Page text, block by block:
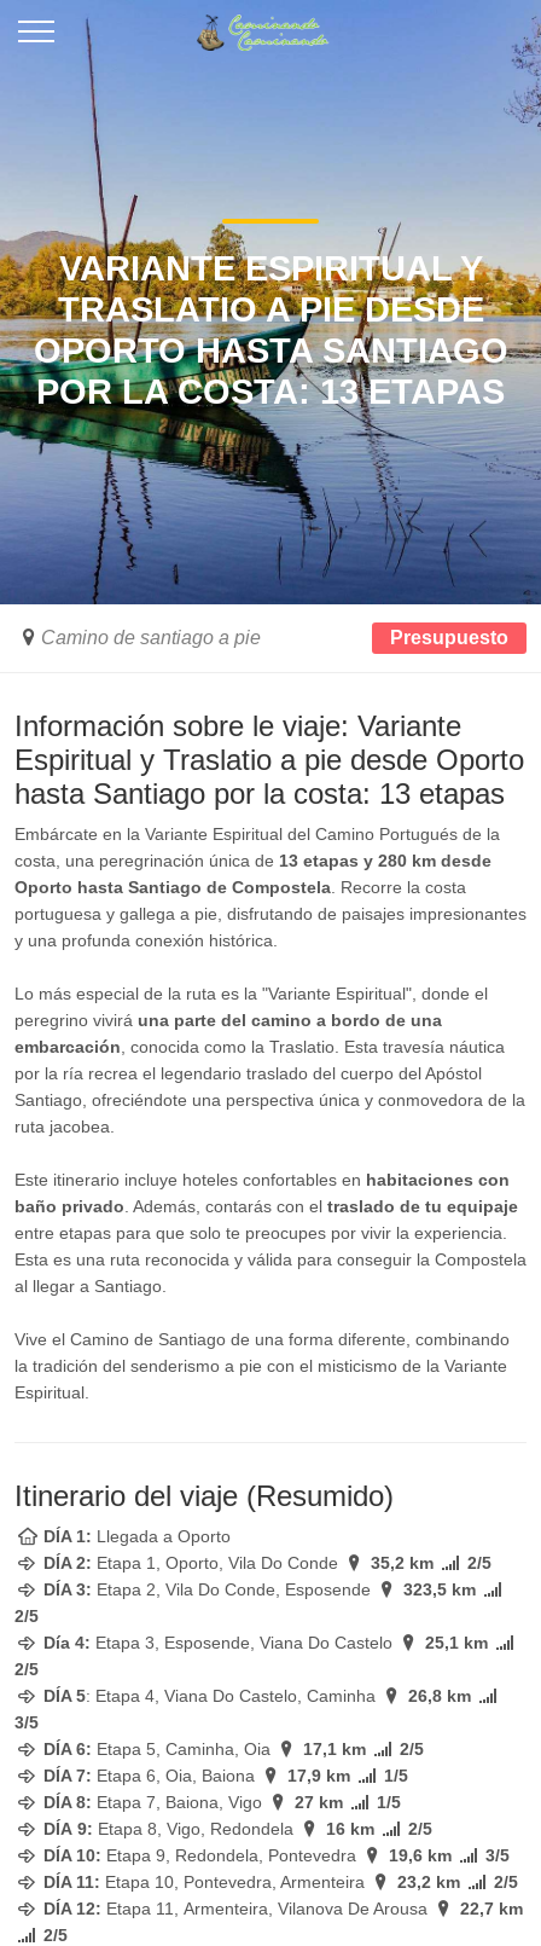
VARIANTE ESPIRITUAL Y
TRASLATIO A PIE DESDE
OPORTO HASTA SANTIAGO
POR LA COSTA: 13 ETAPAS
Camino de santiago a pie Presupuesto
Información sobre le viaje: Variante
Espiritual y Traslatio a pie desde Oporto
hasta Santiago por la costa: 13 etapas
Embárcate en la Variante Espiritual del Camino Portugués de la
costa, una peregrinación única de 13 etapas y 280 km desde
Oporto hasta Santiago de Compostela . Recorre la costa
portuguesa y gallega a pie, disfrutando de paisajes impresionantes
y una profunda conexión histórica.
Lo más especial de la ruta es la "Variante Espiritual", donde el
peregrino vivirá una parte del camino a bordo de una
embarcación , conocida como la Traslatio. Esta travesía náutica
por la ría recrea el legendario traslado del cuerpo del Apóstol
Santiago, ofreciéndote una perspectiva única y conmovedora de la
ruta jacobea.
Este itinerario incluye hoteles confortables en habitaciones con
baño privado . Además, contarás con el traslado de tu equipaje
entre etapas para que solo te preocupes por vivir la experiencia.
Esta es una ruta reconocida y válida para conseguir la Compostela
al llegar a Santiago.
Vive el Camino de Santiago de una forma diferente, combinando
la tradición del senderismo a pie con el misticismo de la Variante
Espiritual.
Itinerario del viaje (Resumido)
DÍA 1: Llegada a Oporto
DÍA 2: Etapa 1, Oporto, Vila Do Conde 35,2 km
2/5
DÍA 3: Etapa 2, Vila Do Conde, Esposende
323,5 km
2/5
Día 4: Etapa 3, Esposende, Viana Do Castelo
25,1 km
2/5
DÍA 5: Etapa 4, Viana Do Castelo, Caminha
26,8 km
3/5
DÍA 6: Etapa 5, Caminha, Oia 17,1 km
2/5
DÍA 7: Etapa 6, Oia, Baiona 17,9 km
1/5
DÍA 8: Etapa 7, Baiona, Vigo 27 km
1/5
DÍA 9: Etapa 8, Vigo, Redondela 16 km
2/5
DÍA 10: Etapa 9, Redondela, Pontevedra 19,6 km
3/5
DÍA 11: Etapa 10, Pontevedra, Armenteira 23,2 km
2/5
DÍA 12: Etapa 11, Armenteira, Vilanova De Arousa
22,7 km
2/5